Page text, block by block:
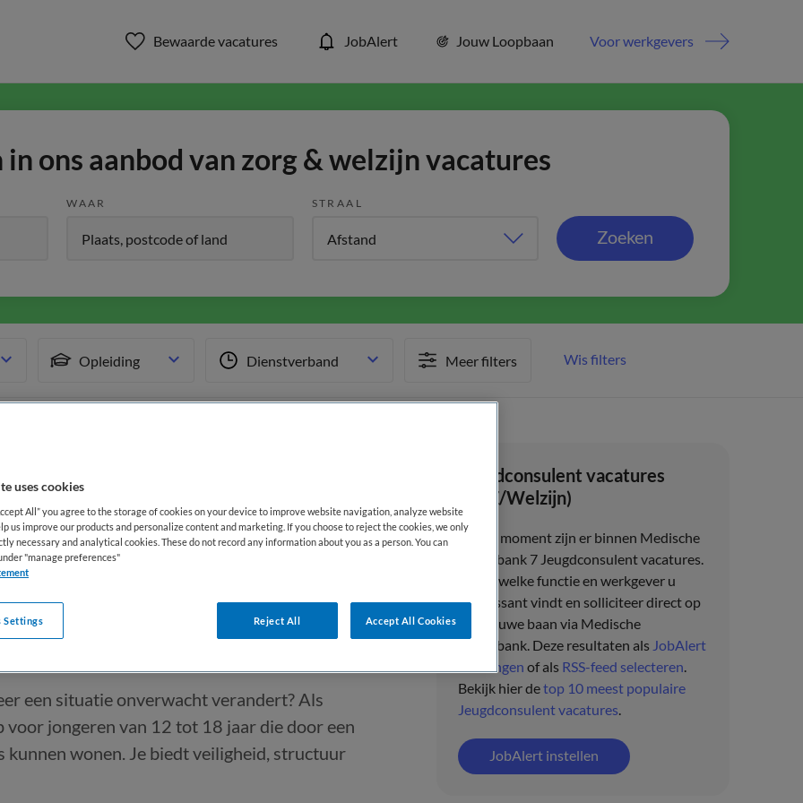
Bewaarde vacatures JobAlert Jouw Loopbaan Voor werkgevers
ons aanbod van zorg & welzijn vacatures
WAAR STRAAL
Zoeken
Opleiding Dienstverband Meer filters Wis filters
Jeugdconsulent vacatures
(GGZ/Welzijn)
Op dit moment zijn er binnen Medische
banenbank 7 Jeugdconsulent vacatures.
Bekijk welke functie en werkgever u
interessant vindt en solliciteer direct op
uw nieuwe baan via Medische
banenbank. Deze resultaten als JobAlert
ontvangen of als RSS-feed selecteren.
Bekijk hier detop 10 meest populaire
Jeugdconsulent vacatures.
JobAlert instellen
een situatie onverwacht verandert? Als
jongeren van 12 tot 18 jaar die door een
wonen. Je biedt veiligheid, structuur
uses cookies
All” you agree to the storage of cookies on your device to improve website navigation, analyze website
us improve our products and personalize content and marketing. If you choose to reject the cookies, we only
necessary and analytical cookies. These do not record any information about you as a person. You can
"manage preferences"
Reject All Accept All Cookies
Settings